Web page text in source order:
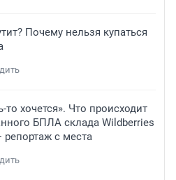
Почему нельзя купаться
то хочется». Что происходит
БПЛА склада Wildberries
репортаж с места